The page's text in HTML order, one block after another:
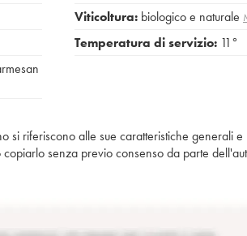
Viticoltura: biologico e naturale
Temperatura di servizio: 11°
si riferiscono alle sue caratteristiche generali
senza previo consenso da parte